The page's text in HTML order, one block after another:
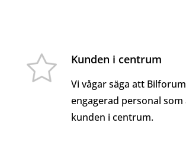
Kunden i centrum
Vi vågar säga att
engagerad personal
kunden i centrum.